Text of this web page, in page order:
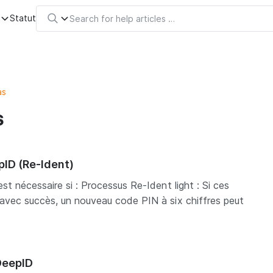
Statut
(Re-Ident)
nécessaire si : Processus Re-Ident light : Si ces
succès, un nouveau code PIN à six chiffres peut